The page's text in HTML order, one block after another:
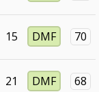
15 DMF 70
21 DMF 68